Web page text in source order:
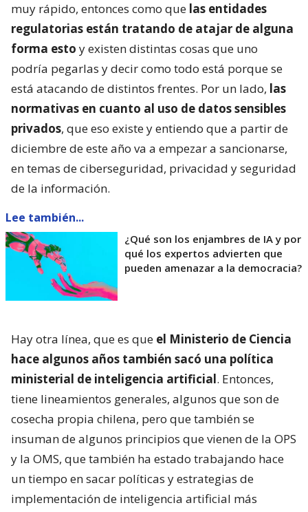
muy rápido, entonces como que las entidades
regulatorias están tratando de atajar de alguna
forma esto y existen distintas cosas que uno
podría pegarlas y decir como todo está porque se
está atacando de distintos frentes. Por un lado, las
normativas en cuanto al uso de datos sensibles
privados, que eso existe y entiendo que a partir de
diciembre de este año va a empezar a sancionarse,
en temas de ciberseguridad, privacidad y seguridad
de la información.
Lee también...
¿Qué son los enjambres de IA y por
qué los expertos advierten que
pueden amenazar a la democracia?
Hay otra línea, que es que el Ministerio de Ciencia
hace algunos años también sacó una política
ministerial de inteligencia artificial. Entonces,
tiene lineamientos generales, algunos que son de
cosecha propia chilena, pero que también se
insuman de algunos principios que vienen de la OPS
y la OMS, que también ha estado trabajando hace
un tiempo en sacar políticas y estrategias de
implementación de inteligencia artificial más